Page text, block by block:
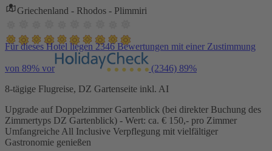
Griechenland - Rhodos - Plimmiri
Für dieses Hotel liegen 2346 Bewertungen mit einer Zustimmung
von 89% vor (2346) 89%
8-tägige Flugreise, DZ Gartenseite inkl. AI
Upgrade auf Doppelzimmer Gartenblick (bei direkter Buchung des
Zimmertyps DZ Gartenblick) - Wert: ca. € 150,- pro Zimmer
Umfangreiche All Inclusive Verpflegung mit vielfältiger
Gastronomie genießen